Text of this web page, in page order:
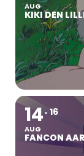
AUG
KIKI DEN
14
AUG
16
FANCON